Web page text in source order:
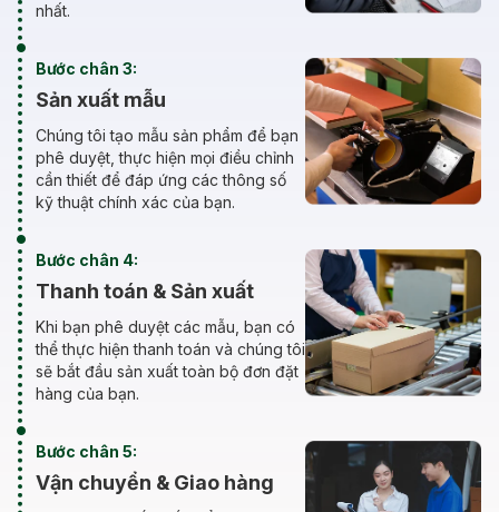
nhất.
Bước chân 3:
Sản xuất mẫu
Chúng tôi tạo mẫu sản phẩm để bạn
phê duyệt, thực hiện mọi điều chỉnh
cần thiết để đáp ứng các thông số
kỹ thuật chính xác của bạn.
Bước chân 4:
Thanh toán & Sản xuất
Khi bạn phê duyệt các mẫu, bạn có
thể thực hiện thanh toán và chúng tôi
sẽ bắt đầu sản xuất toàn bộ đơn đặt
hàng của bạn.
Bước chân 5:
Vận chuyển & Giao hàng